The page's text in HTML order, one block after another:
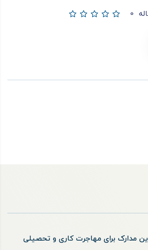
0
مدارک برای مهاجرت کاری و تحصیلی